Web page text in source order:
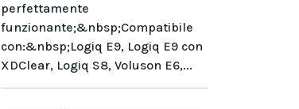
perfettamente
funzionante;&nbsp;Compatibile
con:&nbsp;Logiq E9, Logiq E9 con
XDClear, Logiq S8, Voluson E6,...